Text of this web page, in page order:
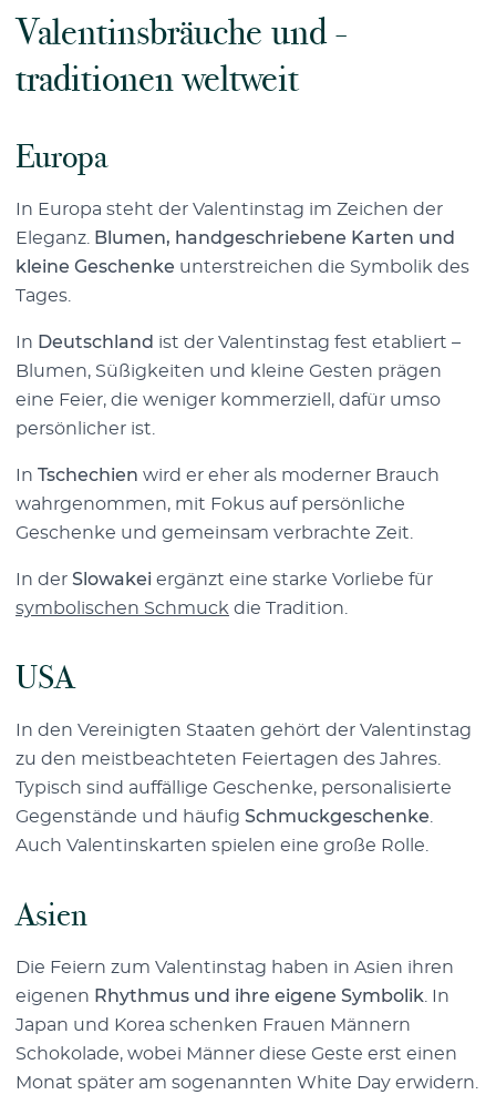
Valentinsbräuche und -
traditionen weltweit
Europa
In Europa steht der Valentinstag im Zeichen der
Eleganz.
Blumen, handgeschriebene Karten und
kleine Geschenke unterstreichen die Symbolik des
Tages.
In Deutschland ist der Valentinstag fest etabliert –
Blumen, Süßigkeiten und kleine Gesten prägen
eine Feier, die weniger kommerziell, dafür umso
persönlicher ist.
In Tschechien wird er eher als moderner Brauch
wahrgenommen, mit Fokus auf persönliche
Geschenke und gemeinsam verbrachte Zeit.
In der Slowakei ergänzt eine starke Vorliebe für
symbolischen Schmuck die Tradition.
USA
In den Vereinigten Staaten gehört der Valentinstag
zu den meistbeachteten Feiertagen des Jahres.
Typisch sind auffällige Geschenke, personalisierte
Gegenstände und häufig Schmuckgeschenke
Auch Valentinskarten spielen eine große Rolle.
Asien
Die Feiern zum Valentinstag haben in Asien ihren
eigenen Rhythmus und ihre eigene Symbolik . In
Japan und Korea schenken Frauen Männern
Schokolade, wobei Männer diese Geste erst einen
Monat später am sogenannten White Day erwidern.